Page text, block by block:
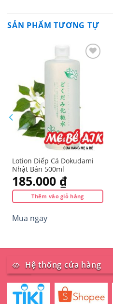
SẢN PHẨM TƯƠNG TỰ
Lotion Diếp Cá Dokudami
Nhật Bản 500ml
185.000 ₫
Thêm vào giỏ hàng
Mua ngay
Hệ thống cửa hàng